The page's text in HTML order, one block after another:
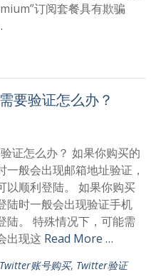
订阅套餐具有欺骗
要验证怎么办？
证怎么办？ 如果你购买的
般会出现邮箱地址验证，
以顺利登陆。 如果你购买
陆时一般会出现验证手机
陆。 特殊情况下，可能需
出现这 Read More …
Twitter账号购买, Twitter验证